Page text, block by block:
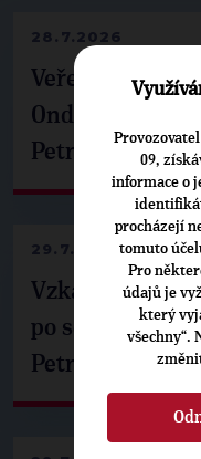
28.7.2026
Veřejné
Ondřej Havel
Petrem Pavlem
29.7.2026
Vzkaz Matěje
po setkání s
Petrem Pavlem
09,
informace o
procházejí
tomuto
Pro
údajů je
který
všechny“.